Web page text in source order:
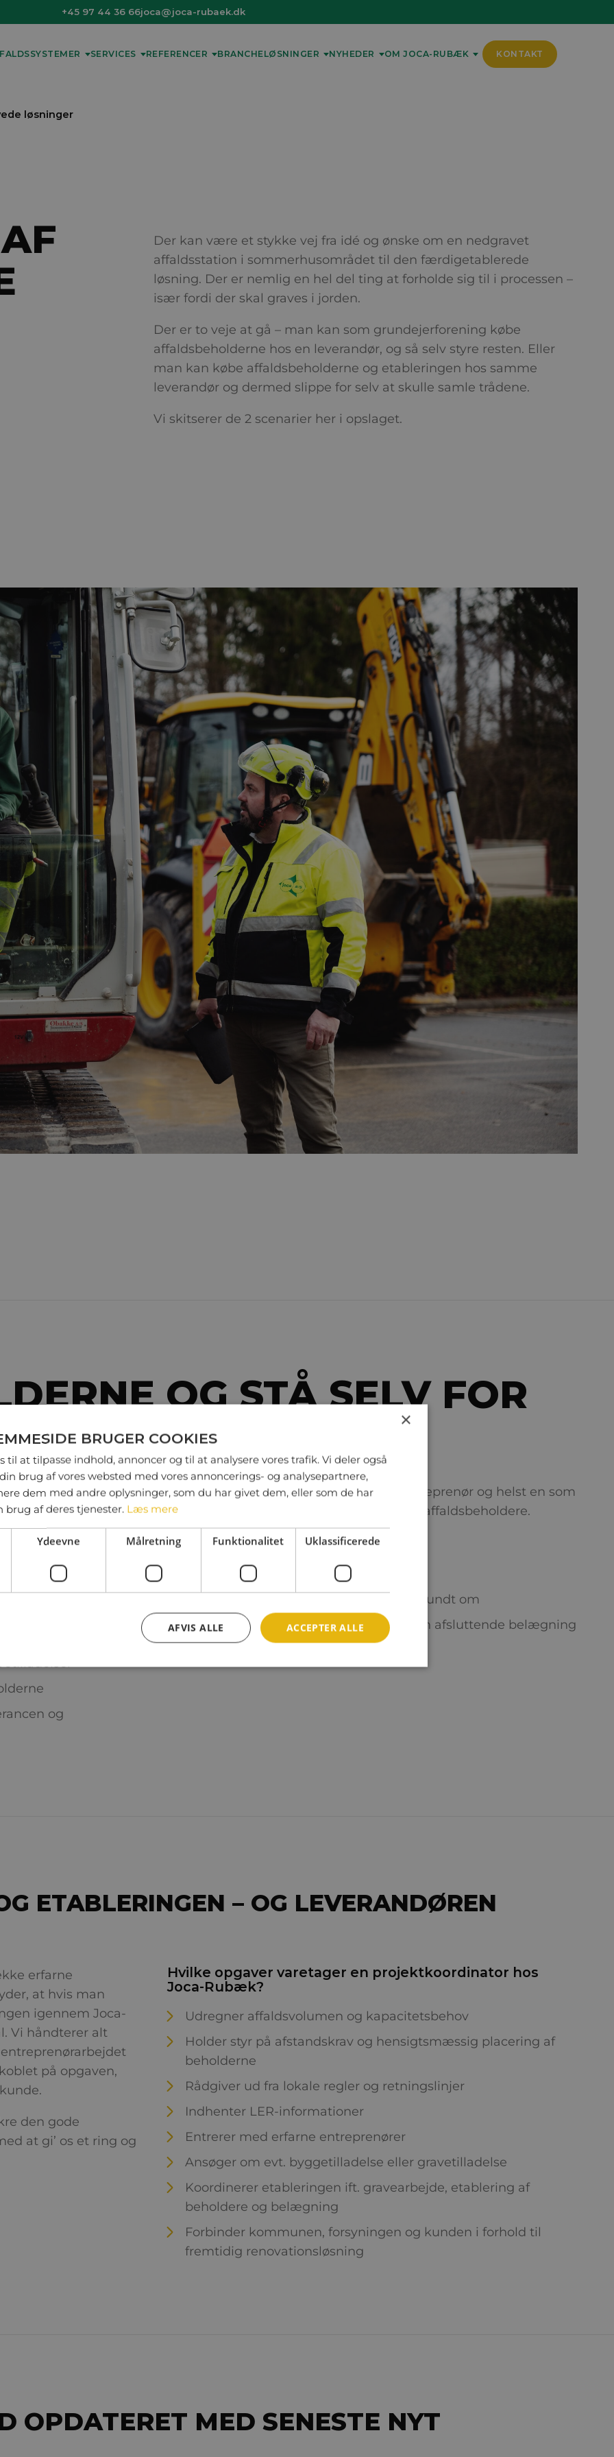
+45 97 44 36 66joca@joca-rubaek.dk
SERVICES REFERENCER BRANCHELØSNINGER NYHEDER OM JOCA-RUBÆK KONTAKT
løsninger
Der kan være et stykke vej fra idé og ønske om en nedgravet
affaldsstation i sommerhusområdet til den færdigetablerede
løsning. Der er nemlig en hel del ting at forholde sig til i processen –
især fordi der skal graves i jorden.
Der er to veje at gå – man kan som grundejerforening købe
affaldsbeholderne hos en leverandør, og så selv styre resten. Eller
man kan købe affaldsbeholderne og etableringen hos samme
leverandør og dermed slippe for selv at skulle samle trådene.
Vi skitserer de 2 scenarier her i opslaget.
OG STÅ SELV FOR
selv at stå for
i
andet om at:
retningslinjer
og
Det er nødvendigt at entrere med en entreprenør og helst en som
har erfaring med at etablere nedgravede affaldsbeholdere.
Entreprenørens opgave vil typisk være:
Grave ud til beholderne
Krane beholderne i jorden og fylde op rundt om
Forholde sig til en evt. hældning på den afsluttende belægning
ETABLERINGEN – OG LEVERANDØREN
erfarne
at hvis man
igennem Joca-
Vi håndterer alt
på opgaven,
den gode
at gi’ os et ring og
Hvilke opgaver varetager en projektkoordinator hos
Joca-Rubæk?
Udregner affaldsvolumen og kapacitetsbehov
Holder styr på afstandskrav og hensigtsmæssig placering af
beholderne
Rådgiver ud fra lokale regler og retningslinjer
Indhenter LER-informationer
Entrerer med erfarne entreprenører
Ansøger om evt. byggetilladelse eller gravetilladelse
Koordinerer etableringen ift. gravearbejde, etablering af
beholdere og belægning
Forbinder kommunen, forsyningen og kunden i forhold til
fremtidig renovationsløsning
OPDATERET MED SENESTE NYT
×
BRUGER COOKIES
til at tilpasse indhold, annoncer og til at analysere vores trafik. Vi deler også
brug af vores websted med vores annoncerings- og analysepartnere,
dem med andre oplysninger, som du har givet dem, eller som de har
brug af deres tjenester. Læs mere
Ydeevne Målretning Funktionalitet Uklassificerede
ACCEPTER ALLE
AFVIS ALLE